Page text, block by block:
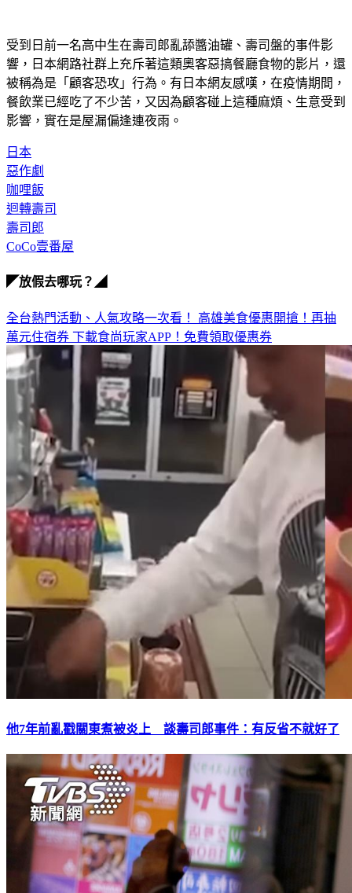
受到日前一名高中生在壽司郎亂舔醬油罐、壽司盤的事件影
響，日本網路社群上充斥著這類奧客惡搞餐廳食物的影片，還
被稱為是「顧客恐攻」行為。有日本網友感嘆，在疫情期間，
餐飲業已經吃了不少苦，又因為顧客碰上這種麻煩、生意受到
影響，實在是屋漏偏逢連夜雨。
日本
惡作劇
咖哩飯
迴轉壽司
壽司郎
CoCo壹番屋
◤放假去哪玩？◢
全台熱門活動、人氣攻略一次看！ 高雄美食優惠開搶！再抽
萬元住宿券 下載食尚玩家APP！免費領取優惠券
他7年前亂戳關東煮被炎上 談壽司郎事件：有反省不就好了